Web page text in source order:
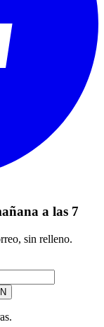
a las 7
sin relleno.